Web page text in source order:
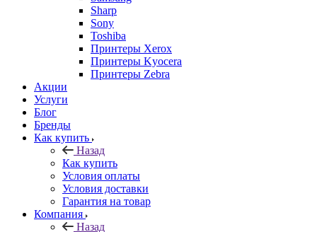
Sharp
Sony
Toshiba
Принтеры Xerox
Принтеры Kyocera
Принтеры Zebra
Акции
Услуги
Блог
Бренды
Как купить
Назад
Как купить
Условия оплаты
Условия доставки
Гарантия на товар
Компания
Назад